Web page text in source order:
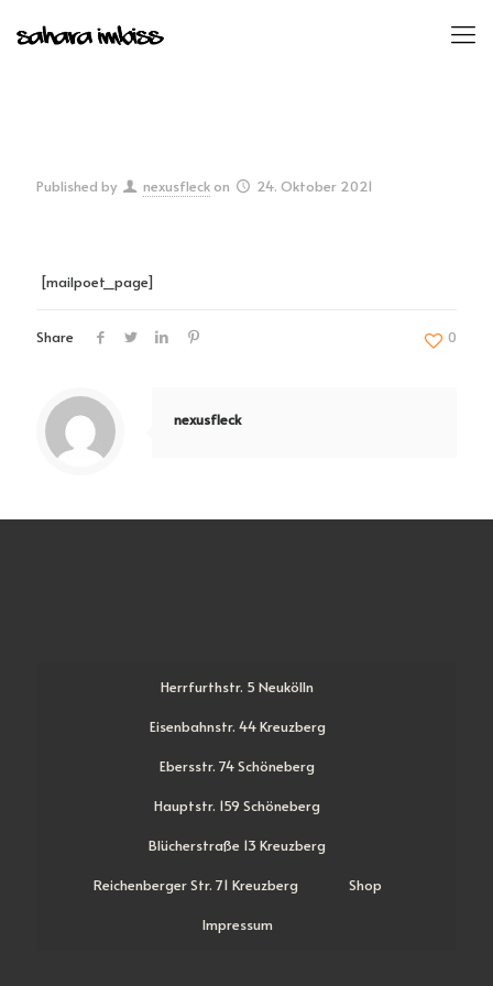
Published by nexusfleck on 24. Oktober 2021
[mailpoet_page]
Share 0
nexusfleck
Herrfurthstr. 5 Neukölln
Eisenbahnstr. 44 Kreuzberg
Ebersstr. 74 Schöneberg
Hauptstr. 159 Schöneberg
Blücherstraße 13 Kreuzberg
Reichenberger Str. 71 Kreuzberg
Shop
Impressum